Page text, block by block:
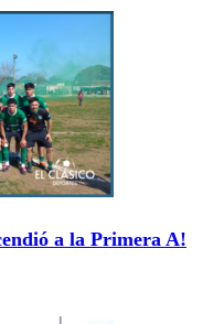
a la Primera A!